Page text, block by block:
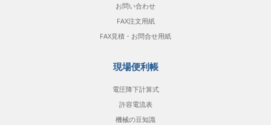
お問い合わせ
FAX注文用紙
FAX見積・お問合せ用紙
現場便利帳
電圧降下計算式
許容電流表
機械の豆知識